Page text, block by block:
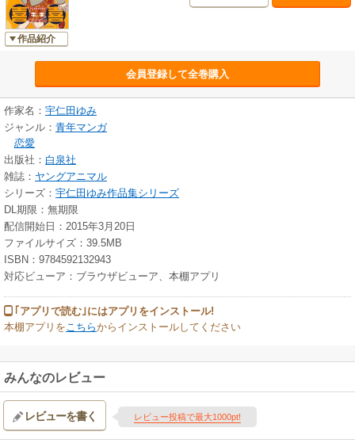
作品紹介
会員登録して全巻購入
作家名： 宇仁田ゆみ
ジャンル： 青年マンガ
恋愛
出版社： 白泉社
雑誌： ヤングアニマル
シリーズ： 宇仁田ゆみ作品集シリーズ
DL期限：無期限
配信開始日：2015年3月20日
ファイルサイズ：39.5MB
ISBN：9784592132943
対応ビューア：ブラウザビューア、本棚アプリ
｢アプリで読む｣にはアプリをインストール!
本棚アプリをこちらからインストールしてください
みんなのレビュー
レビューを書く レビュー投稿で最大1000pt!